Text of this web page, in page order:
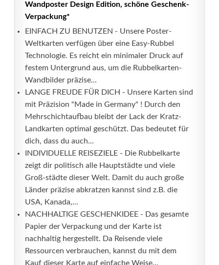
Wandposter Design Edition, schöne Geschenk-
Verpackung*
EINFACH ZU BENUTZEN - Unsere Poster-
Weltkarten verfügen über eine Easy-Rubbel
Technologie. Es reicht ein minimaler Druck auf
festem Untergrund aus, um die Rubbelkarten-
Wandbilder präzise...
LANGE FREUDE FÜR DICH - Unsere Karten sind
mit Präzision "Made in Germany" ! Durch den
Mehrschichtaufbau bleibt der Lack der Kratz-
Landkarten optimal geschützt. Das bedeutet für
dich, dass du auch...
INDIVIDUELLE REISEZIELE - Die Rubbelkarte
zeigt dir politisch alle Hauptstädte und viele
Groß-städte dieser Welt. Damit du auch große
Länder präzise abkratzen kannst sind z.B. die
USA, Kanada,...
NACHHALTIGE GESCHENKIDEE - Das gesamte
Papier der Verpackung und der Karte ist
nachhaltig hergestellt. Da Reisende viele
Ressourcen verbrauchen, kannst du mit dem
Kauf dieser Karte auf einfache Weise...